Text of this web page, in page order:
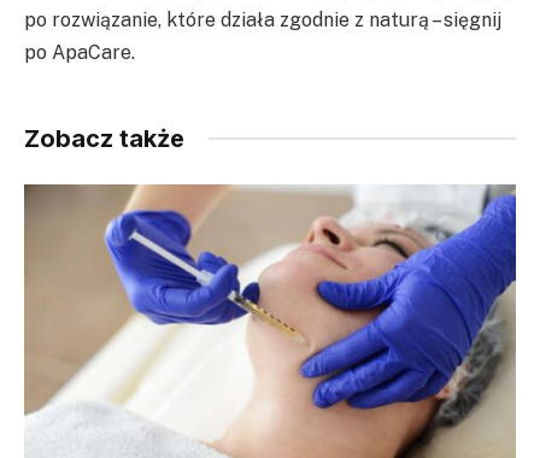
po rozwiązanie, które działa zgodnie z naturą – sięgnij
po ApaCare.
Zobacz także